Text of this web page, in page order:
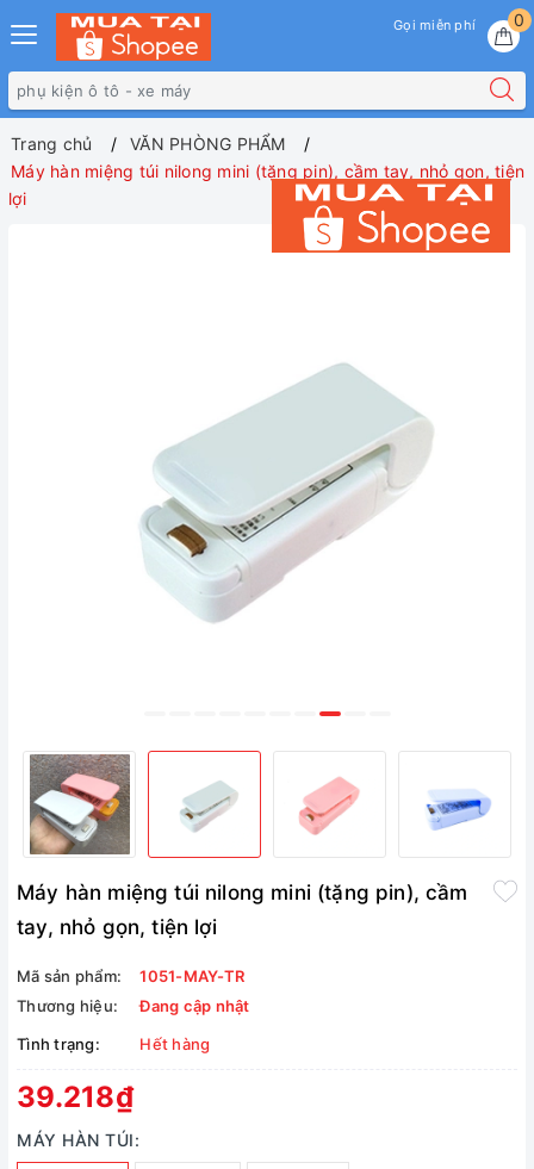
0
Gọi miễn phí
Trang chủ
VĂN PHÒNG PHẨM
Máy hàn miệng túi nilong mini (tặng pin), cầm tay, nhỏ gọn, tiện
lợi
Máy hàn miệng túi nilong mini (tặng pin), cầm
tay, nhỏ gọn, tiện lợi
Mã sản phẩm:
1051-MAY-TR
Thương hiệu:
Đang cập nhật
Tình trạng:
Hết hàng
39.218₫
MÁY HÀN TÚI: